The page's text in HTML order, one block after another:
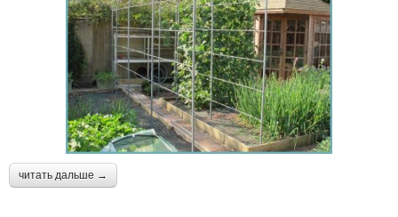
читать дальше →